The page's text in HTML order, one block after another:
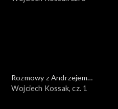
Rozmowy z Andrzejem
Doboszem
Wojciech Kossak, cz. 1